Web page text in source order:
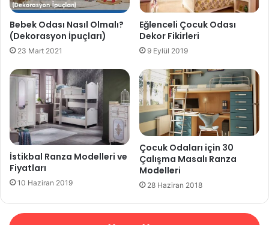
Bebek Odası Nasıl Olmalı?
(Dekorasyon İpuçları)
23 Mart 2021
Eğlenceli Çocuk Odası
Dekor Fikirleri
9 Eylül 2019
İstikbal Ranza Modelleri ve
Fiyatları
10 Haziran 2019
Çocuk Odaları için 30
Çalışma Masalı Ranza
Modelleri
28 Haziran 2018